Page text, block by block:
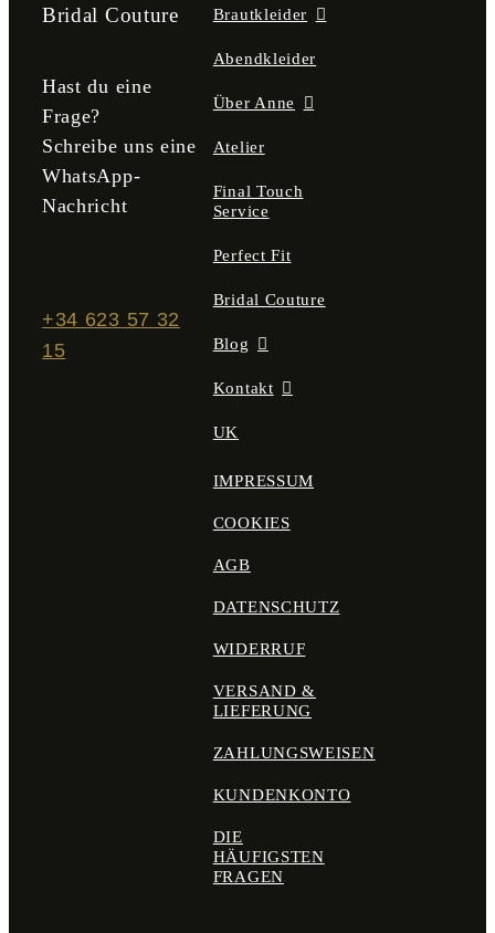
Bridal Couture
Hast du eine
Frage?
Schreibe uns eine
WhatsApp-
Nachricht
+34 623 57 32
15
Brautkleider
Abendkleider
Über Anne
Atelier
Final Touch
Service
Perfect Fit
Bridal Couture
Blog
Kontakt
UK
IMPRESSUM
COOKIES
AGB
DATENSCHUTZ
WIDERRUF
VERSAND &
LIEFERUNG
ZAHLUNGSWEISEN
KUNDENKONTO
DIE
HÄUFIGSTEN
FRAGEN